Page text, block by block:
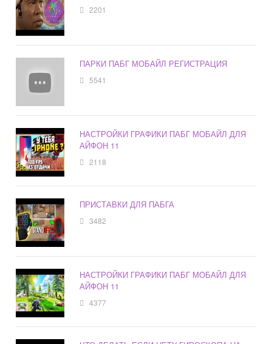
2201
ПАРКИ ПАБГ МОБАЙЛ РЕГИСТРАЦИЯ
5541
НАСТРОЙКИ ГРАФИКИ ПАБГ МОБАЙЛ ДЛЯ
АЙФОН 11
2118
ПРИСТАВКИ ДЛЯ ПАБГА
3482
НАСТРОЙКИ ГРАФИКИ ПАБГ МОБАЙЛ ДЛЯ
АЙФОН 11
4377